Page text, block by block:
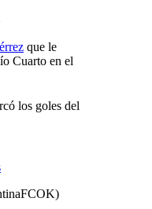
que le
Cuarto en el
los goles del